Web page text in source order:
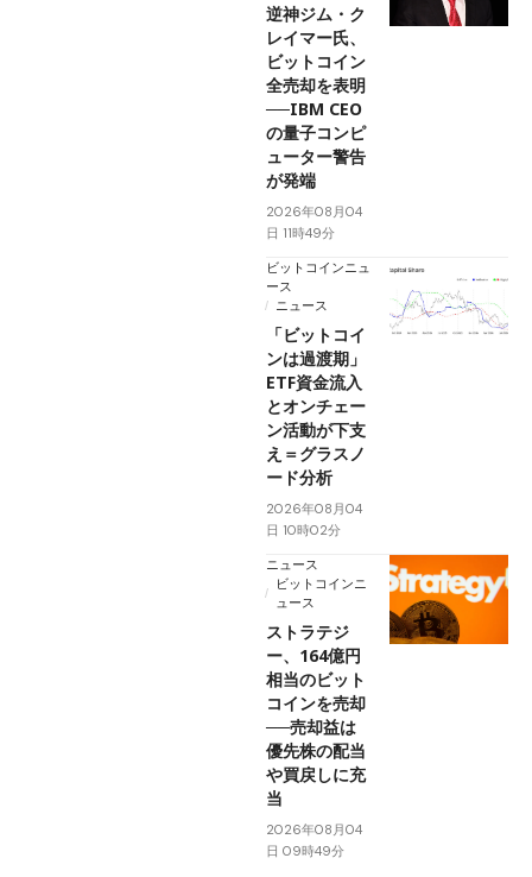
逆神ジム・ク
レイマー氏、
ビットコイン
全売却を表明
──IBM CEO
の量子コンピ
ューター警告
が発端
2026年08月04
日 11時49分
ビットコインニュ
ース
ニュース
「ビットコイ
ンは過渡期」
ETF資金流入
とオンチェー
ン活動が下支
え＝グラスノ
ード分析
2026年08月04
日 10時02分
ニュース
ビットコインニ
ュース
ストラテジ
ー、164億円
相当のビット
コインを売却
──売却益は
優先株の配当
や買戻しに充
当
2026年08月04
日 09時49分